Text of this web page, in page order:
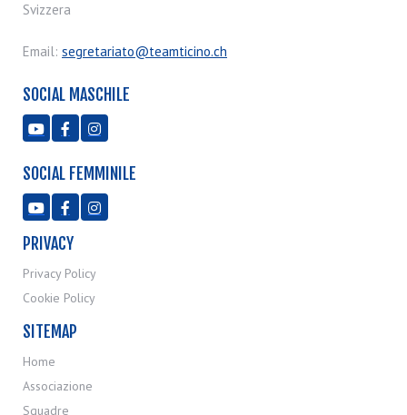
Svizzera
Email: segretariato@teamticino.ch
SOCIAL MASCHILE
  
SOCIAL FEMMINILE
  
PRIVACY
Privacy Policy
Cookie Policy
SITEMAP
Home
Associazione
Squadre